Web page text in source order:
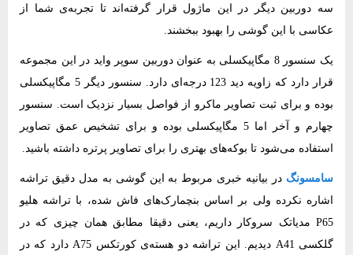
سه دوربین دیگر در این ماژول قرار گرفته‌اند تا تجربه‌ی شما از
عکاسی با این گوشی را بهبود ببخشند.
یک سنسور 8 مگاپیکسلی به عنوان دوربین سوپر واید در این مجموعه
قرار دارد که زاویه دید 123 درجه‌ای دارد. سنسور دیگر 5 مگاپیکسلی
بوده و برای ثبت تصاویر ماکرو از فواصل بسیار نزدیک است. سنسور
چهارم و آخر اما 5 مگاپیکسلی بوده و برای تشخیص عمق تصاویر
استفاده می‌شود تا بوکه‌های بهتری را برای تصاویر پرتره داشته باشید.
سامسونگ در بیانیه خبری مربوط به این گوشی به مدل دقیق تراشه
اشاره نکرده ولی بر اساس بنچمارک‌های فاش شده، با تراشه هلیو
P65 مدیاتک سروکار داریم، یعنی دقیقا مطابق همان چیزی که در
گلکسی A41 دیدیم. این تراشه‌ دو هسته‌ی کورتکس A75 دارد که در